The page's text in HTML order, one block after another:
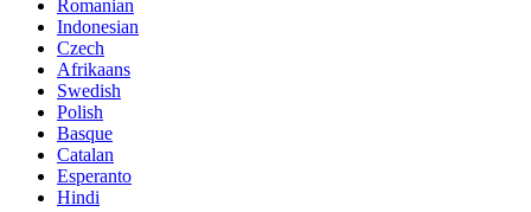
Romanian
Indonesian
Czech
Afrikaans
Swedish
Polish
Basque
Catalan
Esperanto
Hindi